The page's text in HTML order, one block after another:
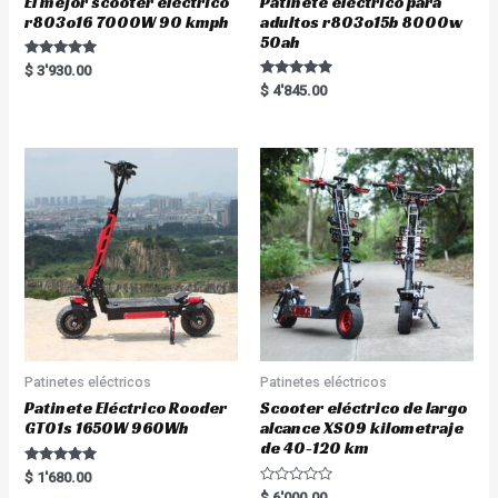
r803o16 7000W 90 kmph
Rated
5.00
$ 3'930.00
adultos r803o15b 8000w
50ah
Rated
5.00
$ 4'845.00
Patinetes eléctricos
Patinete Eléctrico Rooder
GT01s 1650W 960Wh
Rated
5.00
$ 1'680.00
Patinetes eléctricos
Scooter eléctrico de largo
alcance XS09 kilometraje
de 40-120 km
R